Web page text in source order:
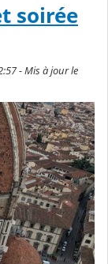
soirée
- Mis à jour le